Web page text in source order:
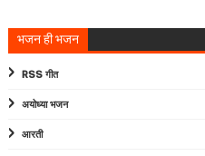
भजन ही भजन
RSS गीत
अयोध्या भजन
आरती